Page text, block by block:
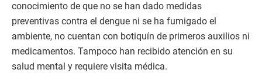
conocimiento de que no se han dado medidas
preventivas contra el dengue ni se ha fumigado el
ambiente, no cuentan con botiquín de primeros auxilios ni
medicamentos. Tampoco han recibido atención en su
salud mental y requiere visita médica.